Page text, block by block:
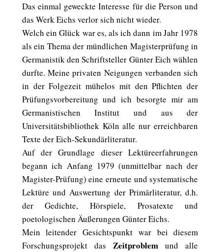
Das einmal geweckte Interesse für die Person und
das Werk Eichs verlor sich nicht wieder.
Welch ein Glück war es, als ich dann im Jahr 1978
als ein Thema der mündlichen Magisterprüfung in
Germanistik den Schriftsteller Günter Eich wählen
durfte. Meine privaten Neigungen verbanden sich
in der Folgezeit mühelos mit den Pflichten der
Prüfungsvorbereitung und ich besorgte mir am
Germanistischen Institut und aus der
Universitätsbibliothek Köln alle nur erreichbaren
Texte der Eich-Sekundärliteratur.
Auf der Grundlage dieser Lektüreerfahrungen
begann ich Anfang 1979 (unmittelbar nach der
Magister-Prüfung) eine erneute und systematische
Lektüre und Auswertung der Primärliteratur, d.h.
der Gedichte, Hörspiele, Prosatexte und
poetologischen Äußerungen Günter Eichs.
Mein leitender Gesichtspunkt war bei diesem
Forschungsprojekt das Zeitproblem und alle